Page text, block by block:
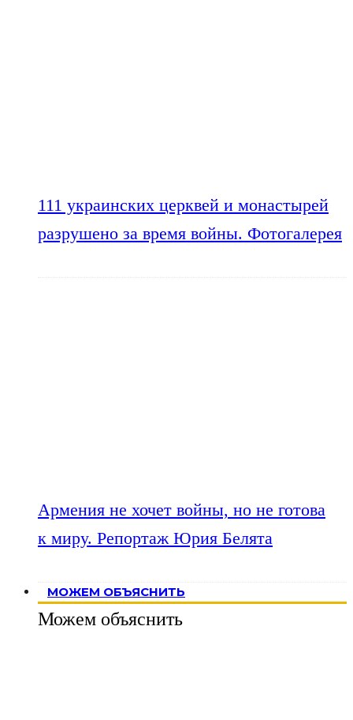
111 украинских церквей и монастырей
разрушено за время войны. Фотогалерея
Армения не хочет войны, но не готова
к миру. Репортаж Юрия Белята
МОЖЕМ ОБЪЯСНИТЬ
Можем объяснить